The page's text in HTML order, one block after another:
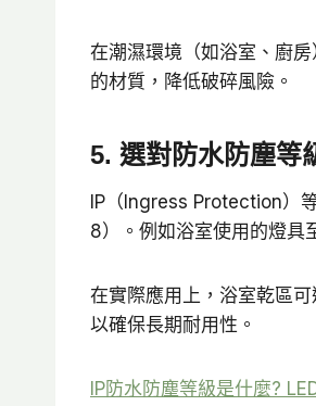
在潮濕環境（如浴室、廚
的材質，降低破碎風險。
5. 選對防水防塵等
IP（Ingress Protection）
8）。例如浴室使用的燈具
在實際應用上，浴室乾區
以確保長期耐用性。
IP防水防塵等級是什麼?